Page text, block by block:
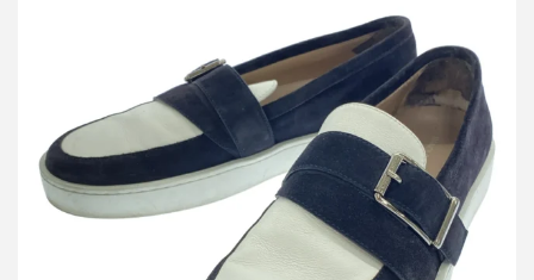
マノロブラニク スウェードレザースリッポンスニーカー
買取金額8,400円
詳しく見る